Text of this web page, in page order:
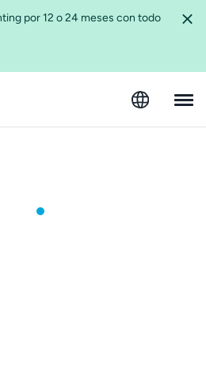
por 12 o 24 meses con todo